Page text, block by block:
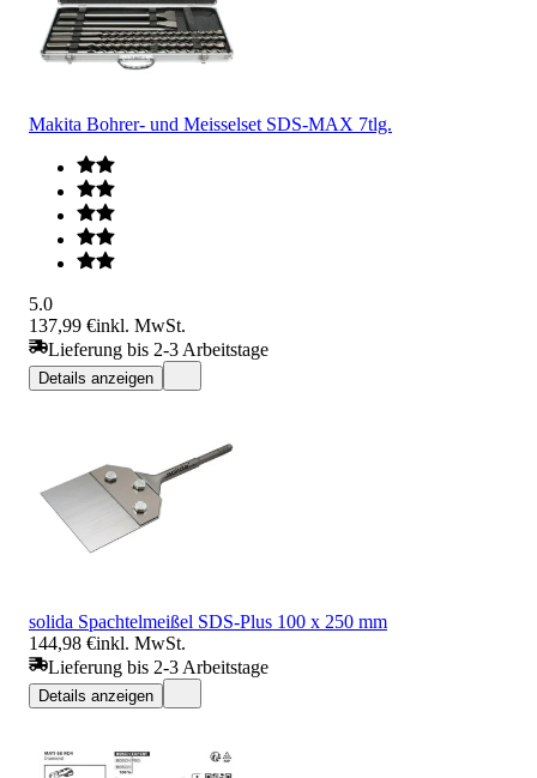
Makita Bohrer- und Meisselset SDS-MAX 7tlg.
5.0
137,99 €inkl. MwSt.
Lieferung bis 2-3 Arbeitstage
Details anzeigen
solida Spachtelmeißel SDS-Plus 100 x 250 mm
144,98 €inkl. MwSt.
Lieferung bis 2-3 Arbeitstage
Details anzeigen